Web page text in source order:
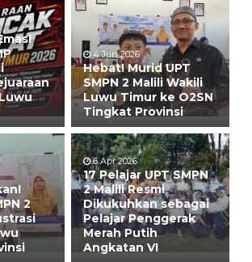
4 Jun 2026
Hebat! Murid UPT
SMPN 2 Malili Wakili
Luwu Timur ke O2SN
Tingkat Provinsi
2
6 Apr 2026
17 Pelajar UPT SMPN
2 Malili Resmi
Dikukuhkan sebagai
Pelajar Penggerak
Merah Putih
Angkatan VI